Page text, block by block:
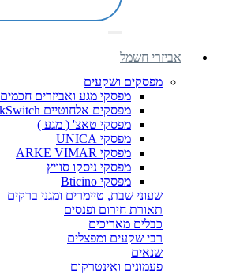
אביזרי חשמל
מפסקים ושקעים
מפסקי מגע ואביזרים חכמים WIFI
מפסקים אלחוטיים QuickSwitch
מפסקי טאצ' ( מגע )
מפסקי UNICA
מפסקי ARKE VIMAR
מפסקי ניסקו סוויץ
מפסקי Bticino
שעוני שבת, טיימרים ומגני ברקים
תאורת חירום ופנסים
כבלים מאריכים
רבי שקעים ומפצלים
שנאים
פעמונים ואינטרקום